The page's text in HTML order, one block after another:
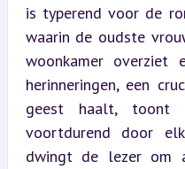
is typerend voor de
waarin de oudste
woonkamer
herinneringen, een
geest haalt, toont
voortdurend door
dwingt de lezer om